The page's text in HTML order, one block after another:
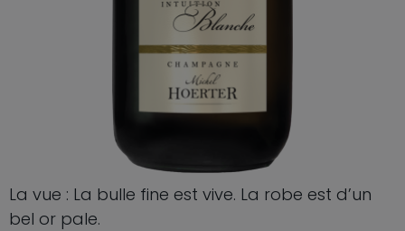
La vue : La bulle fine est vive. La robe est d’un
bel or pale.